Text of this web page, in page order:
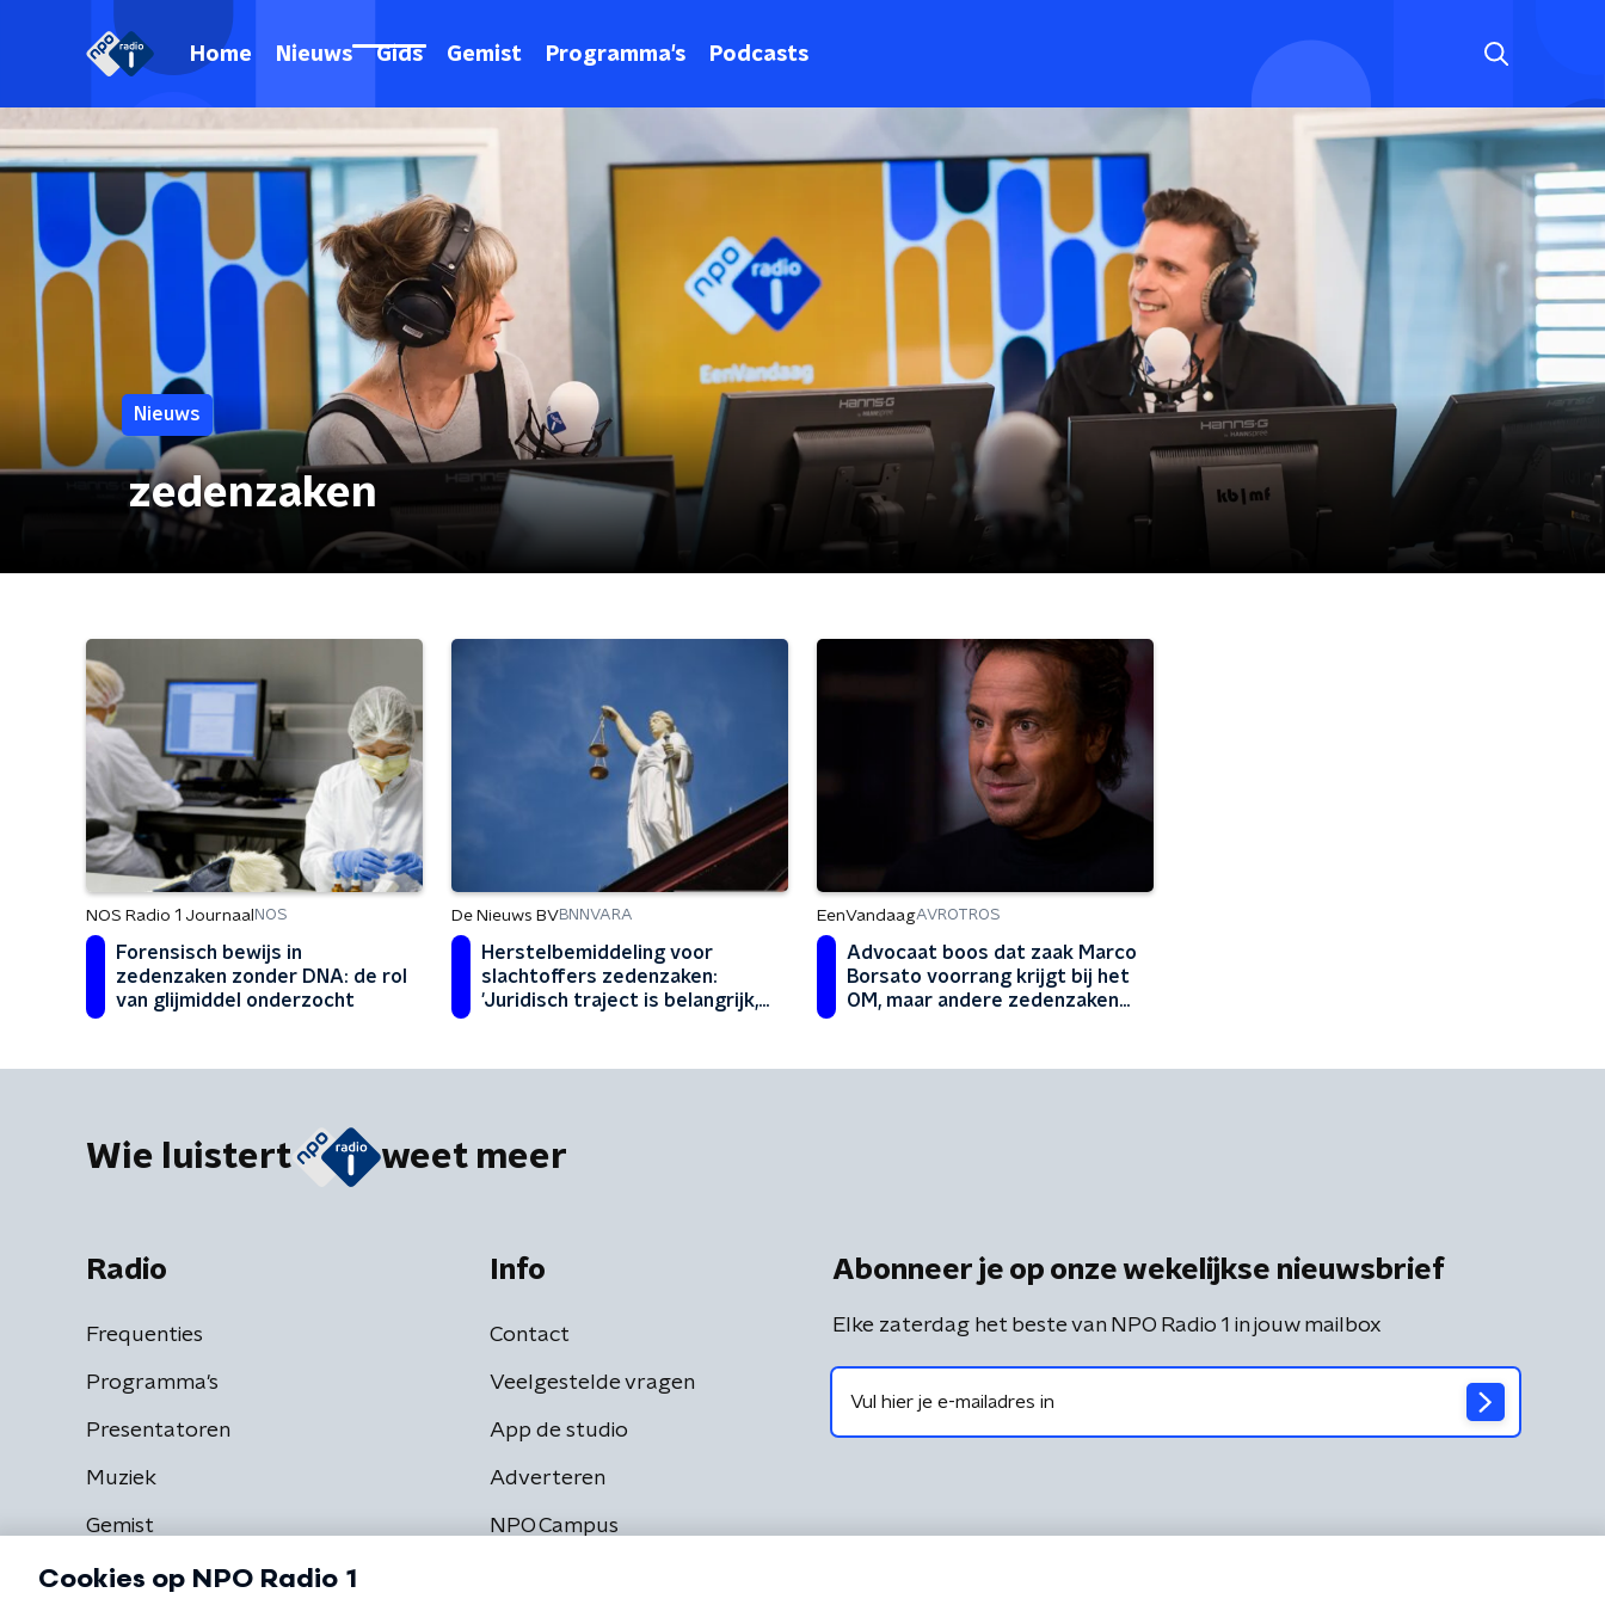
Home Nieuws Gids Gemist Programma's Podcasts
Nieuws
zedenzaken
NOS Radio 1 Journaal NOS
Forensisch bewijs in
zedenzaken zonder DNA: de rol
van glijmiddel onderzocht
De Nieuws BVBNNVARA
Herstelbemiddeling voor
slachtoffers zedenzaken:
'Juridisch traject is belangrijk,
EenVandaagAVROTROS
Advocaat boos dat zaak Marco
Borsato voorrang krijgt bij het
OM, maar andere zedenzaken
Wie luistert weet meer
Radio
Frequenties
Programma's
Presentatoren
Muziek
Gemist
Info
Contact
Veelgestelde vragen
App de studio
Adverteren
NPO Campus
Abonneer je op onze wekelijkse nieuwsbrief
Elke zaterdag het beste van NPO Radio 1 in jouw mailbox